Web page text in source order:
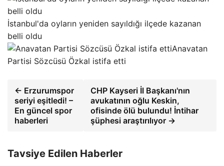
İstanbul'da oyların yeniden sayıldığı ilçede kazanan
belli oldu
Anavatan
Partisi Sözcüsü Özkal istifa etti
← Erzurumspor
seriyi eşitledi! –
En güncel spor
haberleri
CHP Kayseri İl Başkanı'nın
avukatının oğlu Keskin,
ofisinde ölü bulundu! İntihar
şüphesi araştırılıyor →
Tavsiye Edilen Haberler